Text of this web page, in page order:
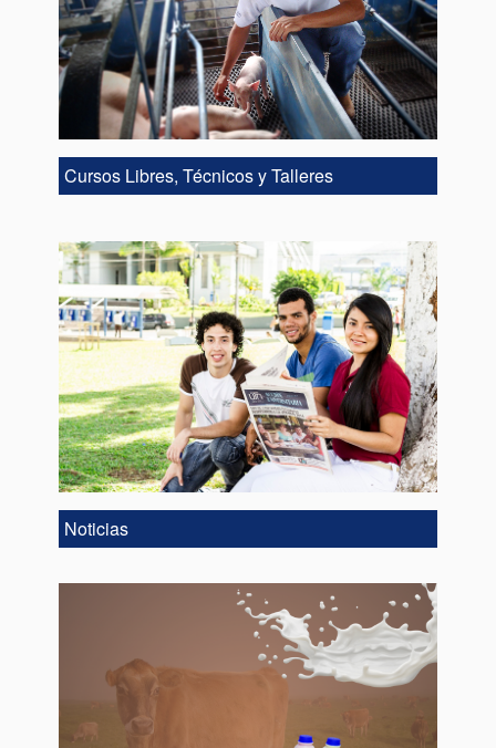
Cursos Libres, Técnicos y Talleres
Noticias